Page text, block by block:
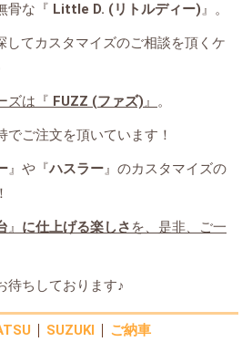
骨な『 Little D. (リトルディー)』。
してカスタマイズのご相談を頂くケ
ズは『 FUZZ (ファズ)』 。
でご注文を頂いています！
』や『ハスラー』のカスタマイズの
』 に仕上げる楽しさ を、是非、ご一
待ちしております♪
SUZUKI ご納車